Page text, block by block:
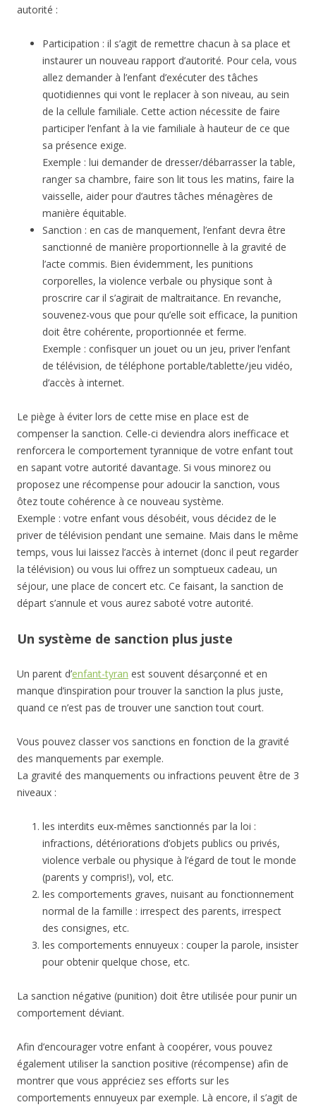
autorité :
Participation : il s’agit de remettre chacun à sa place et
instaurer un nouveau rapport d’autorité. Pour cela, vous
allez demander à l’enfant d’exécuter des tâches
quotidiennes qui vont le replacer à son niveau, au sein
de la cellule familiale. Cette action nécessite de faire
participer l’enfant à la vie familiale à hauteur de ce que
sa présence exige.
Exemple : lui demander de dresser/débarrasser la table,
ranger sa chambre, faire son lit tous les matins, faire la
vaisselle, aider pour d’autres tâches ménagères de
manière équitable.
Sanction : en cas de manquement, l’enfant devra être
sanctionné de manière proportionnelle à la gravité de
l’acte commis. Bien évidemment, les punitions
corporelles, la violence verbale ou physique sont à
proscrire car il s’agirait de maltraitance. En revanche,
souvenez-vous que pour qu’elle soit efficace, la punition
doit être cohérente, proportionnée et ferme.
Exemple : confisquer un jouet ou un jeu, priver l’enfant
de télévision, de téléphone portable/tablette/jeu vidéo,
d’accès à internet.
Le piège à éviter lors de cette mise en place est de
compenser la sanction. Celle-ci deviendra alors inefficace et
renforcera le comportement tyrannique de votre enfant tout
en sapant votre autorité davantage. Si vous minorez ou
proposez une récompense pour adoucir la sanction, vous
ôtez toute cohérence à ce nouveau système.
Exemple : votre enfant vous désobéit, vous décidez de le
priver de télévision pendant une semaine. Mais dans le même
temps, vous lui laissez l’accès à internet (donc il peut regarder
la télévision) ou vous lui offrez un somptueux cadeau, un
séjour, une place de concert etc. Ce faisant, la sanction de
départ s’annule et vous aurez saboté votre autorité.
Un système de sanction plus juste
Un parent d’enfant-tyran est souvent désarçonné et en
manque d’inspiration pour trouver la sanction la plus juste,
quand ce n’est pas de trouver une sanction tout court.
Vous pouvez classer vos sanctions en fonction de la gravité
des manquements par exemple.
La gravité des manquements ou infractions peuvent être de 3
niveaux :
les interdits eux-mêmes sanctionnés par la loi :
infractions, détériorations d’objets publics ou privés,
violence verbale ou physique à l’égard de tout le monde
(parents y compris!), vol, etc.
les comportements graves, nuisant au fonctionnement
normal de la famille : irrespect des parents, irrespect
des consignes, etc.
les comportements ennuyeux : couper la parole, insister
pour obtenir quelque chose, etc.
La sanction négative (punition) doit être utilisée pour punir un
comportement déviant.
Afin d’encourager votre enfant à coopérer, vous pouvez
également utiliser la sanction positive (récompense) afin de
montrer que vous appréciez ses efforts sur les
comportements ennuyeux par exemple. Là encore, il s’agit de